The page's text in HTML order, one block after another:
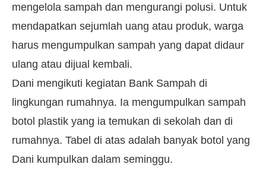
mengelola sampah dan mengurangi polusi. Untuk
mendapatkan sejumlah uang atau produk, warga
harus mengumpulkan sampah yang dapat didaur
ulang atau dijual kembali.
Dani mengikuti kegiatan Bank Sampah di
lingkungan rumahnya. Ia mengumpulkan sampah
botol plastik yang ia temukan di sekolah dan di
rumahnya. Tabel di atas adalah banyak botol yang
Dani kumpulkan dalam seminggu.